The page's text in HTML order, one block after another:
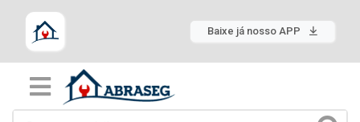
Baixe já nosso APP